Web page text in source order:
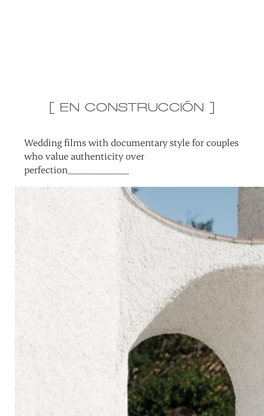
[ EN CONSTRUCCIÓN ]
Wedding films with documentary style for couples
who value authenticity over
perfection_____________